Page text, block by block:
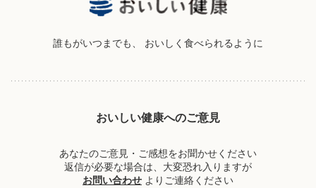
誰もがいつまでも、 おいしく食べられるように
おいしい健康へのご意見
あなたのご意見・ご感想をお聞かせください
返信が必要な場合は、大変恐れ入りますが
お問い合わせ よりご連絡ください